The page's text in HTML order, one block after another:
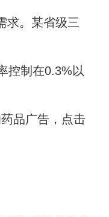
求。某省级三
控制在0.3%以
品广告，点击